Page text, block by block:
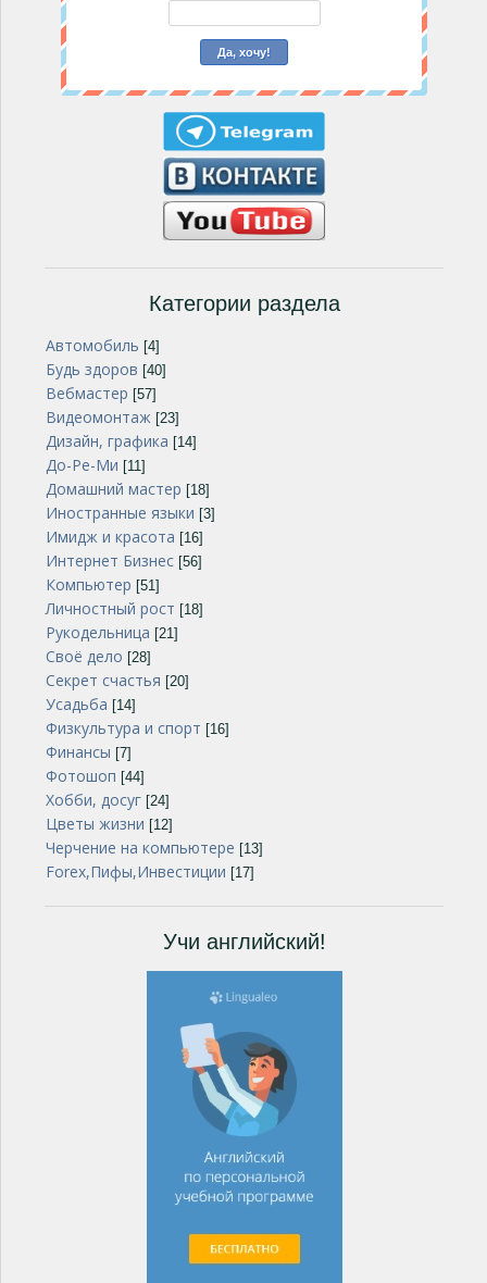
Категории раздела
Автомобиль [4]
Будь здоров [40]
Вебмастер [57]
Видеомонтаж [23]
Дизайн, графика [14]
До-Ре-Ми [11]
Домашний мастер [18]
Иностранные языки [3]
Имидж и красота [16]
Интернет Бизнес [56]
Компьютер [51]
Личностный рост [18]
Рукодельница [21]
Своё дело [28]
Секрет счастья [20]
Усадьба [14]
Физкультура и спорт [16]
Финансы [7]
Фотошоп [44]
Хобби, досуг [24]
Цветы жизни [12]
Черчение на компьютере [13]
Forex,Пифы,Инвестиции [17]
Учи английский!